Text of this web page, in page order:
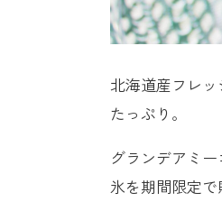
北海道産フレ
たっぷり。
グランデアミ
氷を期間限定で